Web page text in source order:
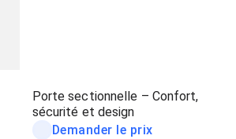
Porte sectionnelle – Confort,
sécurité et design
Demander le prix